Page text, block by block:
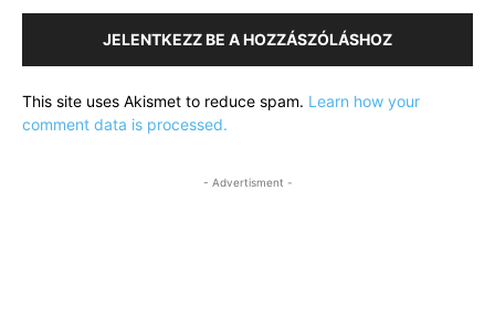
JELENTKEZZ BE A HOZZÁSZÓLÁSHOZ
This site uses Akismet to reduce spam. Learn how your
comment data is processed.
- Advertisment -